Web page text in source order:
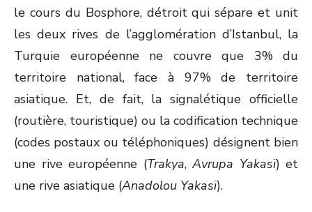
le cours du Bosphore, détroit qui sépare et unit
les deux rives de l’agglomération d’Istanbul, la
Turquie européenne ne couvre que 3% du
territoire national, face à 97% de territoire
asiatique. Et, de fait, la signalétique officielle
(routière, touristique) ou la codification technique
(codes postaux ou téléphoniques) désignent bien
une rive européenne (Trakya, Avrupa Yakasï) et
une rive asiatique (Anadolou Yakasï).